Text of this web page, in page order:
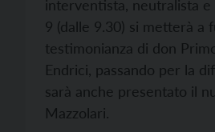
interventista, neutralista
9 (dalle 9.30) si metterà
testimonianza di don
Endrici, passando per la
sarà anche presentato il
Mazzolari.